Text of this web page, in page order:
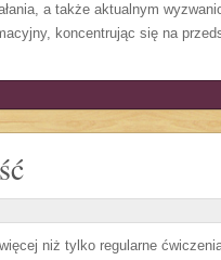
a także aktualnym
koncentrując się na
niż tylko regularne